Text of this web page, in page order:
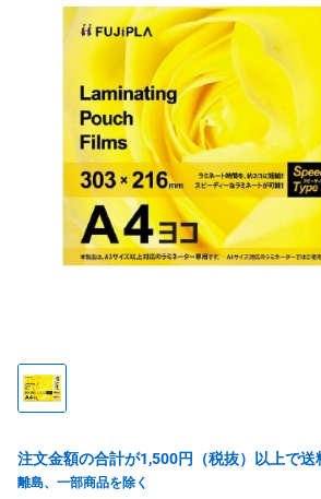
注文金額の合計が1,500円（税抜）以上で送
離島、一部商品を除く